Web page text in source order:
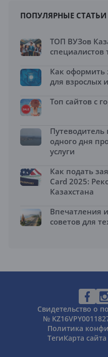
ПОПУЛЯРНЫЕ СТАТЬИ
ТОП ВУЗов
специалистов
Как оформить
для взрослых
Топ сайтов с
Путеводитель
одного дня
услуги
Как подать
Card 2025:
Казахстана
Впечатления
советов для
Свидетельство о
№
Политика
ТегиКарта сайта